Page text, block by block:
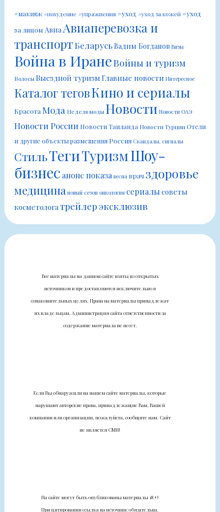
#макияж #похудение #упражнения #уход #уход за кожей #уход
за лицом Авиа Авиаперевозка и
транспортБеларусьВадим Богданов Визы
Война в ИранеВойны и туризм
ВолосыВыездной туризмГлавные новости Интересное
Каталог теговКино и сериалы
Красота Мода Неделя моды Новости Новости ОАЭ
Новости России Новости Таиланда Новости ТурцииОтели
и другие объекты размещенияРоссия Скандалы, сигналы
СтильТегиТуризмШоу-
бизнес анонс показа весна врач здоровье
медицина новый сезон онкология сериалы советы
косметологатрейлер эксклюзив
Все материалы на данном сайте взяты из открытых
источников и предоставляются исключительно в
ознакомительных целях. Права на материалы принадлежат
их владельцам. Администрация сайта ответственности за
содержание материала не несет.
Если Вы обнаружили на нашем сайте материалы, которые
нарушают авторские права, принадлежащие Вам, Вашей
компании или организации, пожалуйста, сообщите нам. Сайт
не является СМИ!
На сайте могут быть опубликованы материалы 18+!
При цитировании ссылка на источник обязательна.